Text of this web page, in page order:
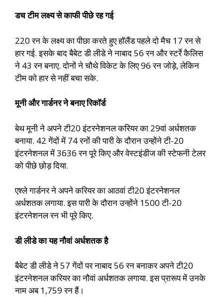
डच टीम लक्ष्य से काफी पीछे रह गई
220 रन के लक्ष्य का पीछा करते हुए हॉलैंड पहले दो मैच 17 रन से
हार गई. इसके बाद बैबेट डी लीडे ने नाबाद 56 रन और स्टर्रे कैलिस
ने 43 रन बनाए. दोनों ने चौथे विकेट के लिए 96 रन जोड़े, लेकिन
टीम को हार से नहीं बचा सके.
मूनी और गार्डनर ने बनाए रिकॉर्ड
बेथ मूनी ने अपने टी20 इंटरनेशनल करियर का 29वां अर्धशतक
बनाया. 42 गेंदों में 74 रनों की पारी के दौरान उन्होंने टी-20
इंटरनेशनल में 3636 रन पूरे किए और वेस्टइंडीज की स्टेफनी टेलर
को पीछे छोड़ दिया.
एश्ले गार्डनर ने अपने करियर का आठवां टी20 इंटरनेशनल
अर्धशतक लगाया. इस पारी के दौरान उन्होंने 1500 टी-20
इंटरनेशनल रन भी पूरे किए.
डी लीडे का यह नौवां अर्धशतक है
बैबेट डी लीडे ने 57 गेंदों पर नाबाद 56 रन बनाकर अपने टी20
इंटरनेशनल करियर का नौवां अर्धशतक लगाया. इस प्रारूप में उनके
नाम अब 1,759 रन हैं।